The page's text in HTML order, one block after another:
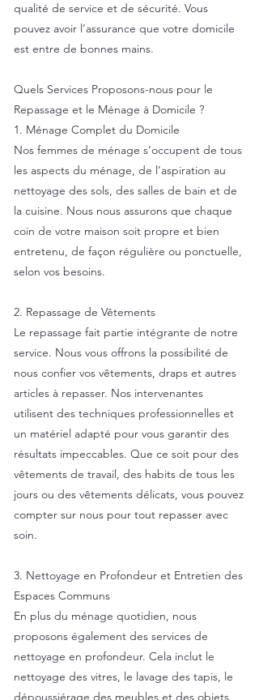
qualité de service et de sécurité. Vous
pouvez avoir l’assurance que votre domicile
est entre de bonnes mains.
Quels Services Proposons-nous pour le
Repassage et le Ménage à Domicile ?
1. Ménage Complet du Domicile
Nos femmes de ménage s’occupent de tous
les aspects du ménage, de l’aspiration au
nettoyage des sols, des salles de bain et de
la cuisine. Nous nous assurons que chaque
coin de votre maison soit propre et bien
entretenu, de façon régulière ou ponctuelle,
selon vos besoins.
2. Repassage de Vêtements
Le repassage fait partie intégrante de notre
service. Nous vous offrons la possibilité de
nous confier vos vêtements, draps et autres
articles à repasser. Nos intervenantes
utilisent des techniques professionnelles et
un matériel adapté pour vous garantir des
résultats impeccables. Que ce soit pour des
vêtements de travail, des habits de tous les
jours ou des vêtements délicats, vous pouvez
compter sur nous pour tout repasser avec
soin.
3. Nettoyage en Profondeur et Entretien des
Espaces Communs
En plus du ménage quotidien, nous
proposons également des services de
nettoyage en profondeur. Cela inclut le
nettoyage des vitres, le lavage des tapis, le
dépoussiérage des meubles et des objets,